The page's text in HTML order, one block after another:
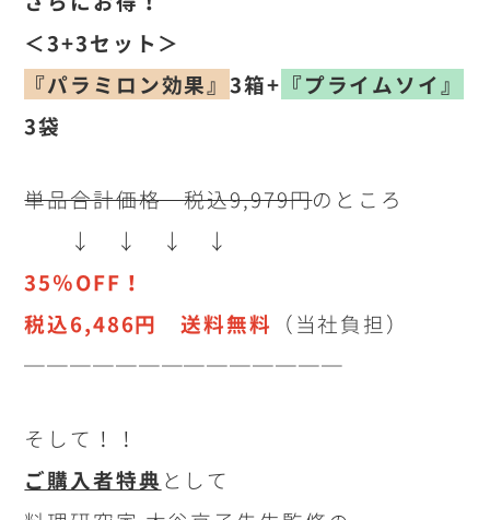
＜3+3セット＞
『パラミロン効果』3箱+ 『プライムソイ』
3袋
単品合計価格 税込9,979円のところ
↓ ↓ ↓ ↓
35％OFF！
税込6,486円 送料無料 （当社負担）
──────────────
そして！！
ご購入者特典 として